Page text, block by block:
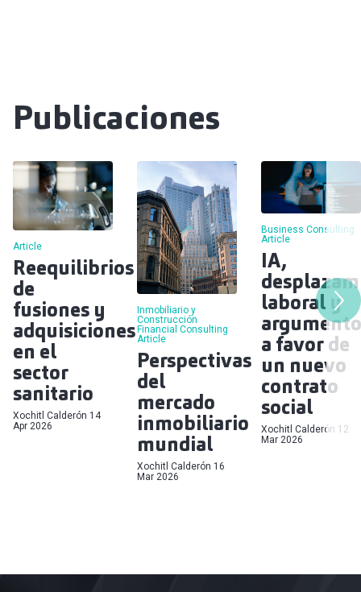
Publicaciones
Article
Reequilibrios
de
fusiones y
adquisiciones
en el
sector
sanitario
Xochitl Calderón 14
Apr 2026
Inmobiliario y
Construcción
Financial Consulting
Article
Perspectivas
del
mercado
inmobiliario
mundial
Xochitl Calderón 16
Mar 2026
Business Consulting
Article
IA,
laboral y
a favor de
un nuevo
contrato
social
Xochitl Calderón 12
Mar 2026